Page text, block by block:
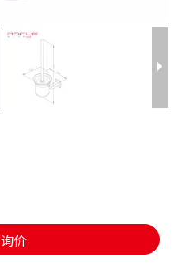
询价